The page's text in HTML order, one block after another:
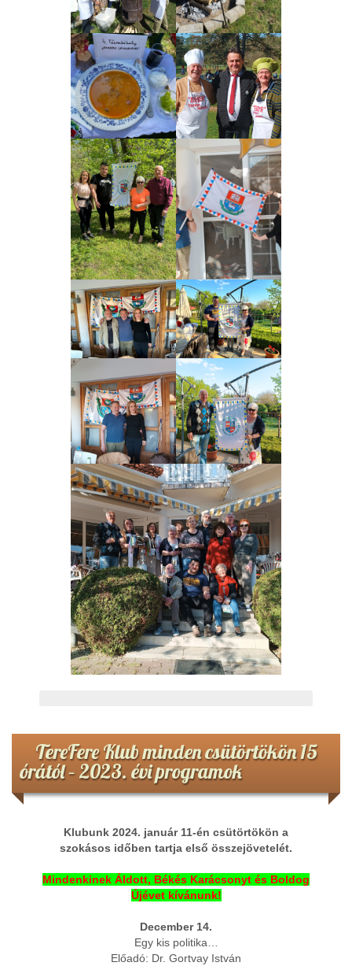
TereFere Klub minden csütörtökön 15
órától – 2023. évi programok
Klubunk 2024. január 11-én csütörtökön a
szokásos időben tartja első összejövetelét.
Mindenkinek Áldott, Békés Karácsonyt és Boldog
Újévet kívánunk!
December 14.
Egy kis politika…
Előadó: Dr. Gortvay István